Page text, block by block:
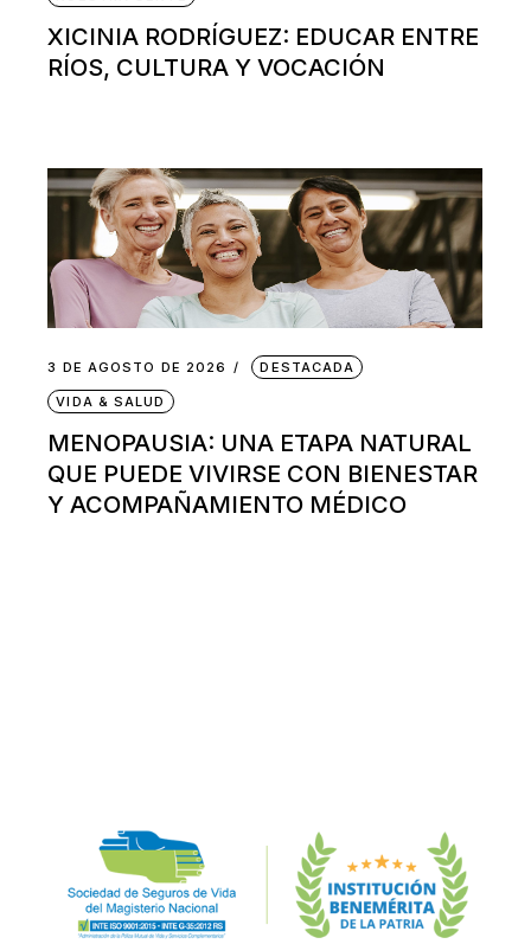
XICINIA RODRÍGUEZ: EDUCAR ENTRE
RÍOS, CULTURA Y VOCACIÓN
3 DE AGOSTO DE 2026 DESTACADA
VIDA & SALUD
MENOPAUSIA: UNA ETAPA NATURAL
QUE PUEDE VIVIRSE CON BIENESTAR
Y ACOMPAÑAMIENTO MÉDICO